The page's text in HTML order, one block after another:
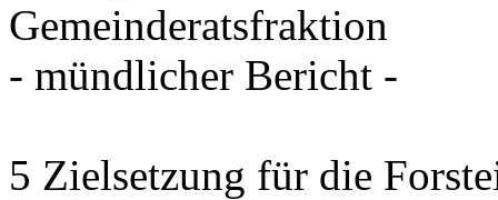
Gemeinderatsfraktion
- mündlicher Bericht -
5 Zielsetzung für die